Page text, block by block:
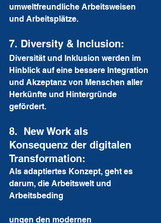
umweltfreundliche Arbeitsweisen
und Arbeitsplätze.
7. Diversity & Inclusion:
Diversität und Inklusion werden im
Hinblick auf eine bessere Integration
und Akzeptanz von Menschen aller
Herkünfte und Hintergründe
gefördert.
8.  New Work als
Konsequenz der digitalen
Transformation:
Als adaptiertes Konzept, geht es
darum, die Arbeitswelt und
Arbeitsbeding
ungen den modernen